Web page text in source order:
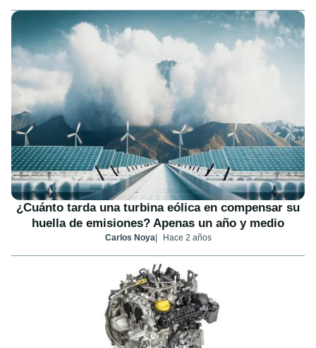
¿Cuánto tarda una turbina eólica en compensar su
huella de emisiones? Apenas un año y medio
Carlos Noya Hace 2 años